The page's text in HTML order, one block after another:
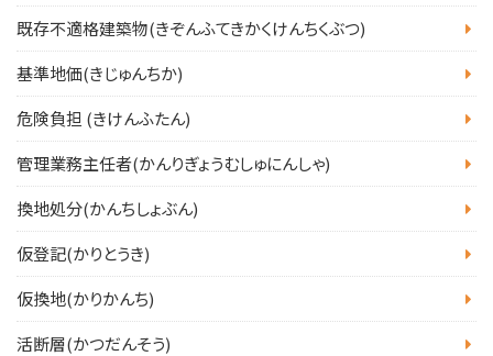
既存不適格建築物(きぞんふてきかくけんちくぶつ)
基準地価(きじゅんちか)
危険負担 (きけんふたん)
管理業務主任者(かんりぎょうむしゅにんしゃ)
換地処分(かんちしょぶん)
仮登記(かりとうき)
仮換地(かりかんち)
活断層(かつだんそう)